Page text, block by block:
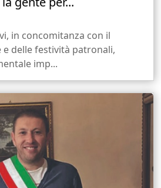
in concomitanza con il
delle festività patronali,
imp...